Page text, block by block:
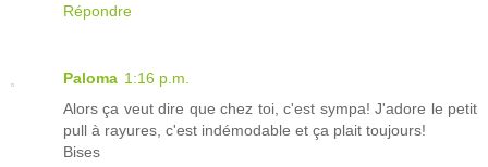
Répondre
Paloma 1:16 p.m.
Alors ça veut dire que chez toi, c'est sympa! J'adore le petit
pull à rayures, c'est indémodable et ça plait toujours!
Bises